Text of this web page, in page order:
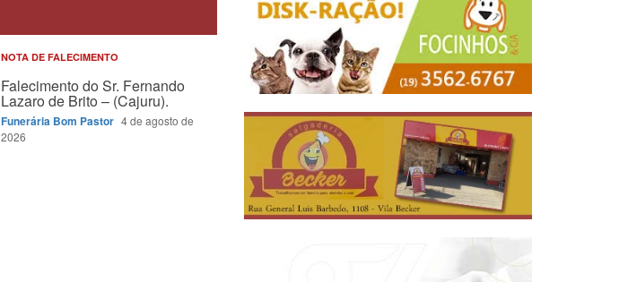
NOTA DE FALECIMENTO
Falecimento do Sr. Fernando
Lazaro de Brito – (Cajuru).
Funerária Bom Pastor 4 de agosto de
2026